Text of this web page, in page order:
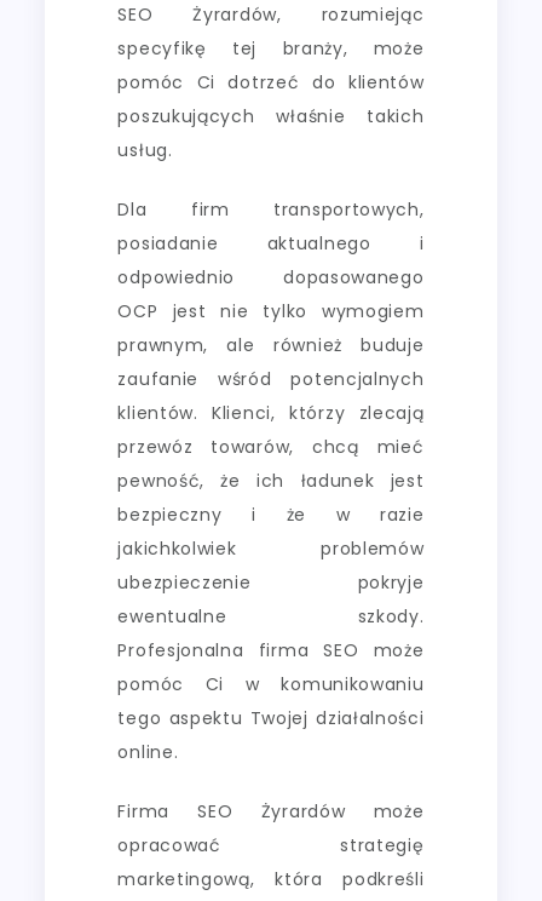
SEO Żyrardów, rozumiejąc
specyfikę tej branży, może
pomóc Ci dotrzeć do klientów
poszukujących właśnie takich
usług.
Dla firm transportowych,
posiadanie aktualnego i
odpowiednio dopasowanego
OCP jest nie tylko wymogiem
prawnym, ale również buduje
zaufanie wśród potencjalnych
klientów. Klienci, którzy zlecają
przewóz towarów, chcą mieć
pewność, że ich ładunek jest
bezpieczny i że w razie
jakichkolwiek problemów
ubezpieczenie pokryje
ewentualne szkody.
Profesjonalna firma SEO może
pomóc Ci w komunikowaniu
tego aspektu Twojej działalności
online.
Firma SEO Żyrardów może
opracować strategię
marketingową, która podkreśli